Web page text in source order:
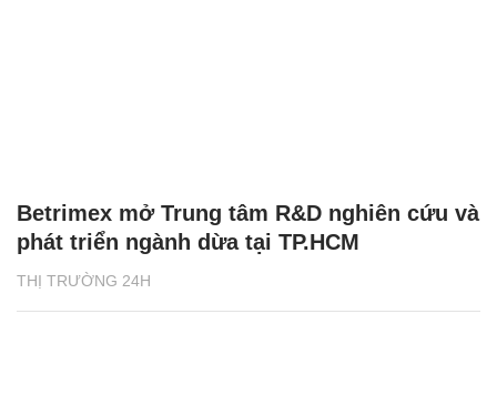
THỊ TRƯỜNG 24H
Betrimex mở Trung tâm R&D nghiên cứu và
phát triển ngành dừa tại TP.HCM